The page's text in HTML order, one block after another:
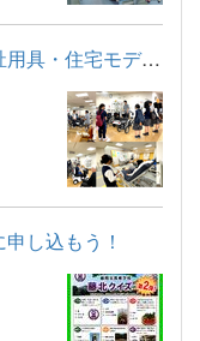
園芸福祉コースの生徒たちが「福祉用具・住宅モデルルーム見学」...
し込もう！